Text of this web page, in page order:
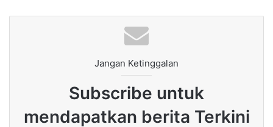
Jangan Ketinggalan
Subscribe untuk
mendapatkan berita Terkini